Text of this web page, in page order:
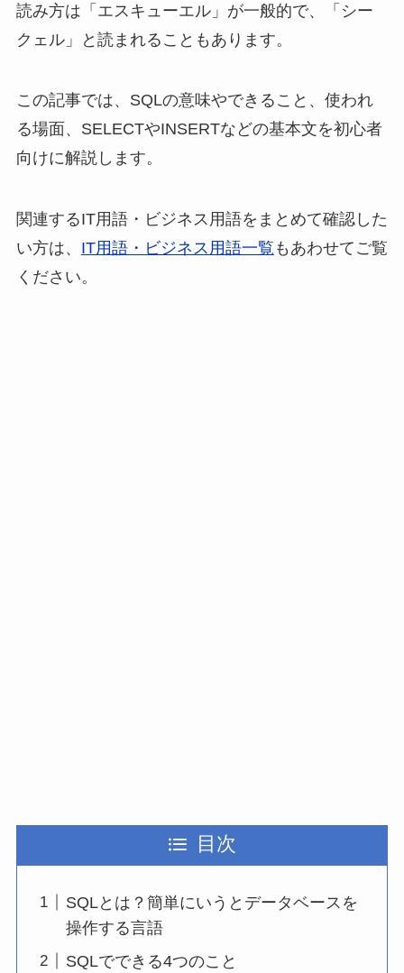
読み方は「エスキューエル」が一般的で、「シー
クェル」と読まれることもあります。
この記事では、SQLの意味やできること、使われ
る場面、SELECTやINSERTなどの基本文を初心者
向けに解説します。
関連するIT用語・ビジネス用語をまとめて確認した
い方は、 IT用語・ビジネス用語一覧 もあわせてご覧
ください。
目次
SQLとは？簡単にいうとデータベースを
操作する言語
SQLでできる4つのこと